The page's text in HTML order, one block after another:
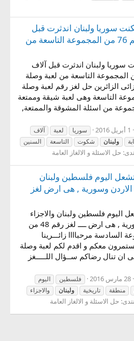
سوريا ولبنان اندثرت قبل
آلاف السنين لغز رقم 76 من المجموعة التاسعة من
سوريا ولبنان اندثرت قبل آلاف
لغز رقم 76 من المجموعة التاسعة من لعبة وصلة
اعزائى الزائرين حل لغز رقم لعبة وصلة
التاسعة وهى لعبة شيقة وممتعة
من اسئلة المشوقة والممتعة,
1 أبريل 2016 سوريا لعبة
آلاف
ولبنان شكوت التاسعة
السنين
حل الاسئلة و الالغاز العامة
اليوم فلسطين ولبنان
الاردن وسورية , هى ارض لغز
اليوم فلسطين ولبنان والاجزاء
الغربية من الاردن وسورية , هى ارض ــــ لغز رقم 48 من
مرحباااا زائـــرينا
مستمرون معكم و اقدم لكم لعبة وصلة
ان تنال رضاكم ســؤال اللـــــغز
28 مارس 2016 فلسطين
اليوم
منطقة تاريخية ولبنان
والاجزاء
حل الاسئلة و الالغاز العامة